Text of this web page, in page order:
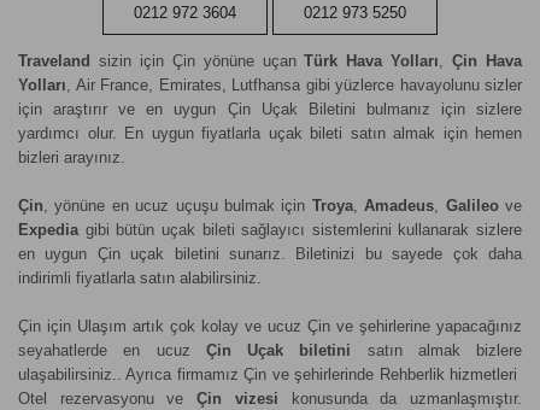
0212 972 3604 0212 973 5250
Traveland sizin için Çin yönüne uçanTürk Hava Yolları,Çin Hava
Yolları, Air France, Emirates, Lutfhansa gibi yüzlerce havayolunu sizler
için araştırır ve en uygun Çin Uçak Biletini bulmanız için sizlere
yardımcı olur. En uygun fiyatlarla uçak bileti satın almak için hemen
bizleri arayınız.
Çin, yönüne en ucuz uçuşu bulmak için Troya,Amadeus, Galileove
Expediagibi bütün uçak bileti sağlayıcı sistemlerini kullanarak sizlere
en uygun Çin uçak biletini sunarız. Biletinizi bu sayede çok daha
indirimli fiyatlarla satın alabilirsiniz.
Çin için Ulaşım artık çok kolay ve ucuz Çin ve şehirlerine yapacağınız
seyahatlerde en ucuz Çin Uçak biletini satın almak bizlere
ulaşabilirsiniz.. Ayrıca firmamız Çin ve şehirlerinde Rehberlik hizmetleri
Otel rezervasyonu veÇin vizesi konusunda da uzmanlaşmıştır.